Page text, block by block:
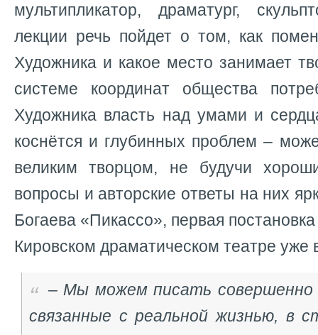
мультипликатор, драматург,
лекции речь пойдет о том, как
Художника и какое место занимает
системе координат общества
Художника власть над умами и
коснётся и глубинных проблем –
великим творцом, не будучи
вопросы и авторские ответы на них
Богаева «Пикассо», первая
Кировском драматическом театре уже
– Мы можем писать
связанные с реальной жизнью, в